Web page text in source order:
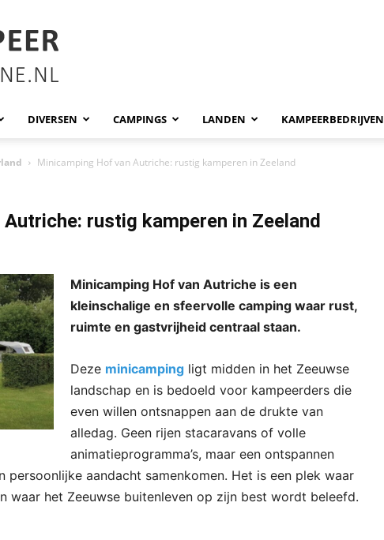
DIVERSEN CAMPINGS LANDEN KAMPEERBEDRIJVEN
Minicamping Hof van Autriche: rustig kamperen in Zeeland
rustig kamperen in Zeeland
Minicamping Hof van Autriche is een
kleinschalige en sfeervolle camping waar rust,
ruimte en gastvrijheid centraal staan.
Deze minicamping ligt midden in het Zeeuwse
landschap en is bedoeld voor kampeerders die
even willen ontsnappen aan de drukte van
alledag. Geen rijen stacaravans of volle
animatieprogramma’s, maar een ontspannen
persoonlijke aandacht samenkomen. Het is een plek waar
waar het Zeeuwse buitenleven op zijn best wordt beleefd.